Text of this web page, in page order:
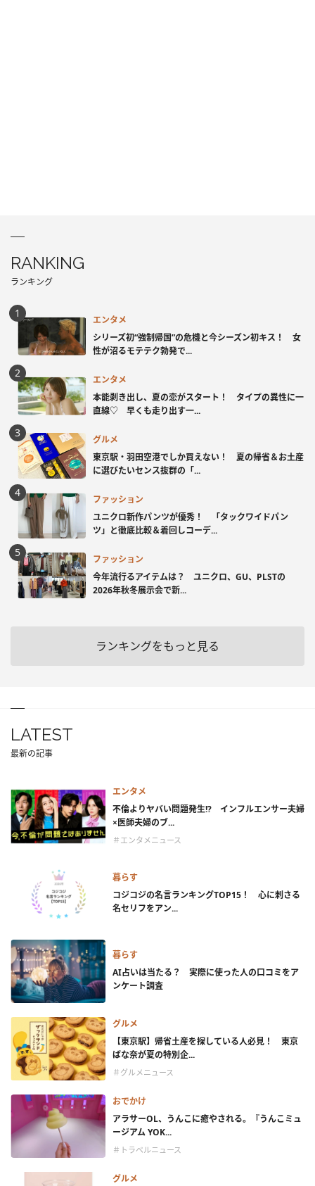
RANKING
ランキング
エンタメ
シリーズ初“強制帰国”の危機と今シーズン初キス！ 女
性が沼るモテテク勃発で...
エンタメ
本能剥き出し、夏の恋がスタート！ タイプの異性に一
直線♡ 早くも走り出す一...
グルメ
東京駅・羽田空港でしか買えない！ 夏の帰省＆お土産
に選びたいセンス抜群の「...
ファッション
ユニクロ新作パンツが優秀！ 「タックワイドパン
ツ」と徹底比較＆着回しコーデ...
ファッション
今年流行るアイテムは？ ユニクロ、GU、PLSTの
2026年秋冬展示会で新...
ランキングをもっと見る
LATEST
最新の記事
エンタメ
不倫よりヤバい問題発生!? インフルエンサー夫婦
×医師夫婦のブ...
＃エンタメニュース
暮らす
コジコジの名言ランキングTOP15！ 心に刺さる
名セリフをアン...
暮らす
AI占いは当たる？ 実際に使った人の口コミをア
ンケート調査
グルメ
【東京駅】帰省土産を探している人必見！ 東京
ばな奈が夏の特別企...
＃グルメニュース
おでかけ
アラサーOL、うんこに癒やされる。『うんこミュ
ージアム YOK...
＃トラベルニュース
グルメ